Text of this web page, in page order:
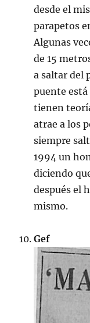
desde el
parapetos
Algunas
de 15
a saltar del
puente
tienen
atrae a los
siempre
1994 un
diciendo
después el
mismo.
Gef